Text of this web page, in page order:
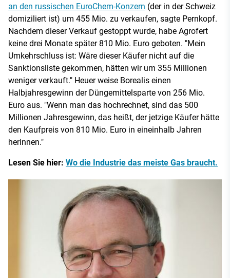
an den russischen EuroChem-Konzern (der in der Schweiz
domiziliert ist) um 455 Mio. zu verkaufen, sagte Pernkopf.
Nachdem dieser Verkauf gestoppt wurde, habe Agrofert
keine drei Monate später 810 Mio. Euro geboten. "Mein
Umkehrschluss ist: Wäre dieser Käufer nicht auf die
Sanktionsliste gekommen, hätten wir um 355 Millionen
weniger verkauft." Heuer weise Borealis einen
Halbjahresgewinn der Düngemittelsparte von 256 Mio.
Euro aus. "Wenn man das hochrechnet, sind das 500
Millionen Jahresgewinn, das heißt, der jetzige Käufer hätte
den Kaufpreis von 810 Mio. Euro in eineinhalb Jahren
herinnen."
Lesen Sie hier: Wo die Industrie das meiste Gas braucht.